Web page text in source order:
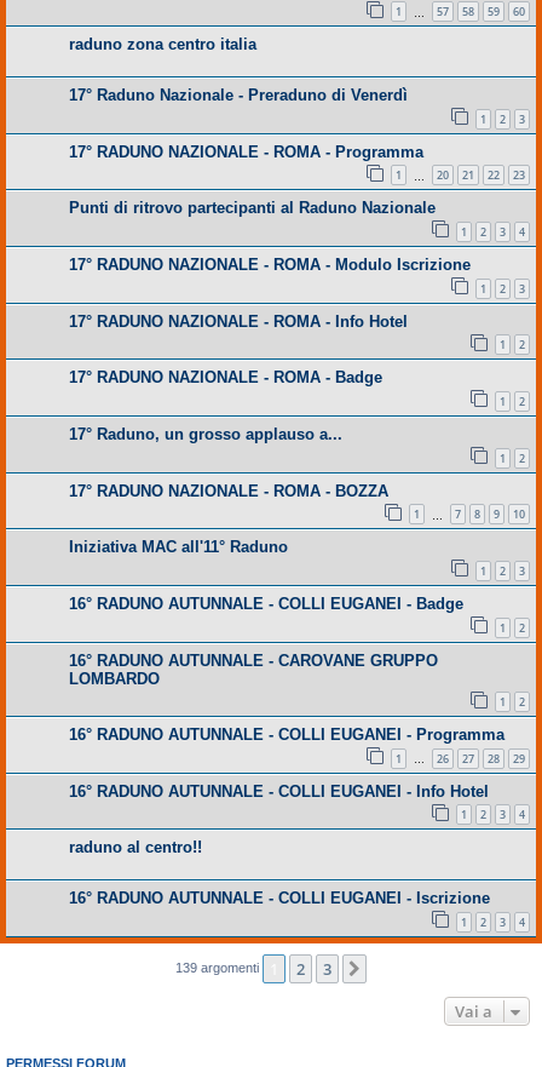
1 57 58 59 60
raduno zona centro italia
17° Raduno Nazionale - Preraduno di Venerdì
1 2 3
17° RADUNO NAZIONALE - ROMA - Programma
1 20 21 22 23
Punti di ritrovo partecipanti al Raduno Nazionale
1 2 3 4
17° RADUNO NAZIONALE - ROMA - Modulo Iscrizione
1 2 3
17° RADUNO NAZIONALE - ROMA - Info Hotel
1 2
17° RADUNO NAZIONALE - ROMA - Badge
1 2
17° Raduno, un grosso applauso a...
1 2
17° RADUNO NAZIONALE - ROMA - BOZZA
1 7 8 9 10
Iniziativa MAC all'11° Raduno
1 2 3
16° RADUNO AUTUNNALE - COLLI EUGANEI - Badge
1 2
16° RADUNO AUTUNNALE - CAROVANE GRUPPO
LOMBARDO
1 2
16° RADUNO AUTUNNALE - COLLI EUGANEI - Programma
1 … 26 27 28 29
16° RADUNO AUTUNNALE - COLLI EUGANEI - Info Hotel
1 2 3 4
raduno al centro!!
16° RADUNO AUTUNNALE - COLLI EUGANEI - Iscrizione
1 2 3 4
139 argomenti 2 3
Vai a
PERMESSI FORUM